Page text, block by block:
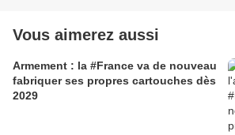
Vous aimerez aussi
Armement : la #France va de nouveau
fabriquer ses propres cartouches dès
2029